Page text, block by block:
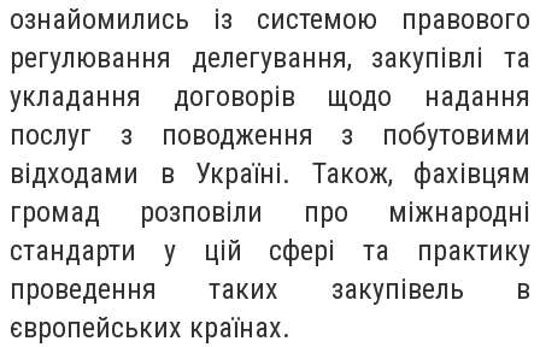
ознайомились із системою правового
регулювання делегування, закупівлі та
укладання договорів щодо надання
послуг з поводження з побутовими
відходами в Україні. Також, фахівцям
громад розповіли про міжнародні
стандарти у цій сфері та практику
проведення таких закупівель в
європейських країнах.